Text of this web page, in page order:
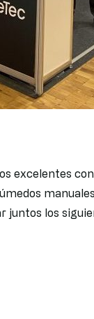
excelentes
juntos los